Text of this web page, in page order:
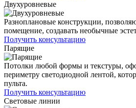
Двухуровневые
Разноплановые конструкции,
помещение, создавать необычные
Получить консультацию
Парящие
Потолки любой формы и текстуры,
периметру светодиодной лентой,
пульта.
Получить консультацию
Световые линии